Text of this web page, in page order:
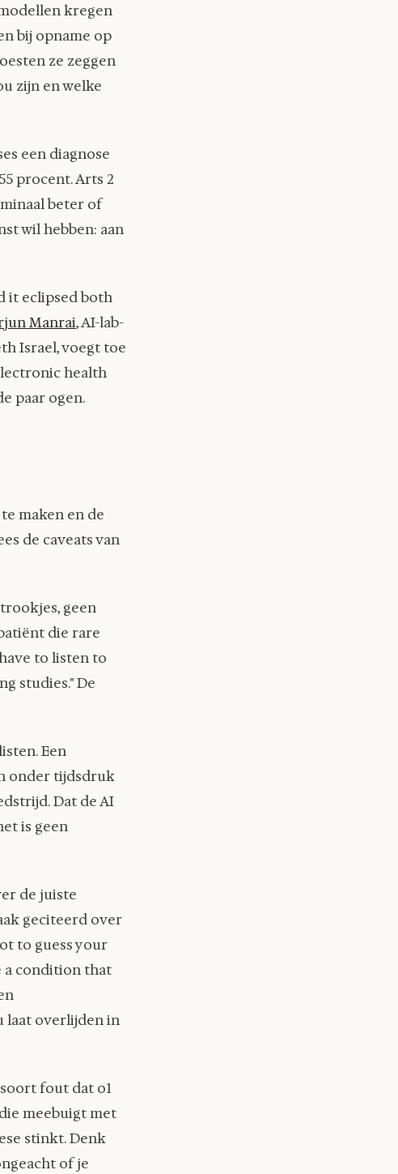
kregen
bij opname op
ze zeggen
zijn en welke
een diagnose
procent. Arts 2
beter of
wil hebben: aan
it eclipsed both
Manrai, AI-lab-
Israel, voegt toe
health
paar ogen.
maken en de
de caveats van
geen
die rare
to listen to
studies." De
Een
onder tijdsdruk
Dat de AI
is geen
de juiste
geciteerd over
to guess your
a condition that
laat overlijden in
fout dat o1
meebuigt met
stinkt. Denk
of je